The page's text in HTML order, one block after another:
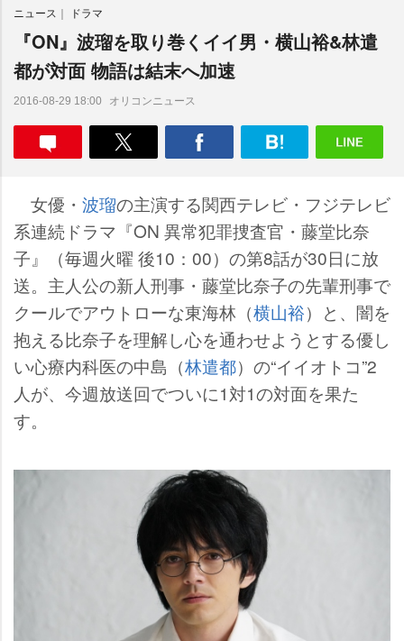
ニュース ドラマ
『ON』波瑠を取り巻くイイ男・横山裕&林遣
都が対面 物語は結末へ加速
2016-08-29 18:00 オリコンニュース
女優・ 波瑠の主演する関西テレビ・フジテレビ
系連続ドラマ『ON 異常犯罪捜査官・藤堂比奈
子』（毎週火曜 後10：00）の第8話が30日に放
送。主人公の新人刑事・藤堂比奈子の先輩刑事で
クールでアウトローな東海林（横山裕）と、闇を
抱える比奈子を理解し心を通わせようとする優し
い心療内科医の中島（林遣都）の“イイオトコ”2
人が、今週放送回でついに1対1の対面を果た
す。